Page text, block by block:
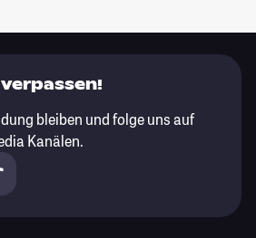
bleiben und folge uns auf
Kanälen.